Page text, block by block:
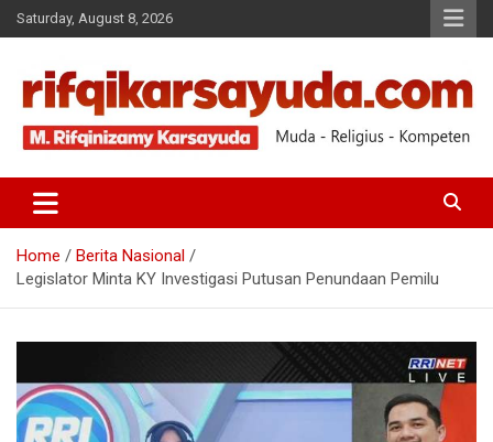
Saturday, August 8, 2026
RIFQI KARSAYUDA
Home
Berita Nasional
Legislator Minta KY Investigasi Putusan Penundaan Pemilu